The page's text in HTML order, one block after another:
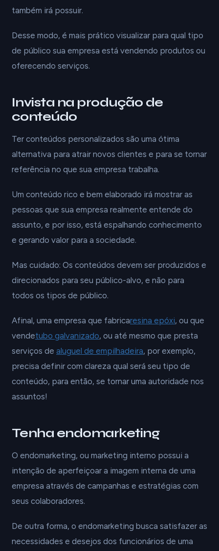
também irá possuir.
Desse modo, é mais prático visualizar para qual tipo
de público sua empresa está vendendo produtos ou
oferecendo serviços.
Invista na produção de
conteúdo
Ter conteúdos personalizados são uma ótima
alternativa para atrair novos clientes e para se tornar
referência no que sua empresa trabalha.
Um conteúdo rico e bem elaborado irá mostrar as
pessoas que sua empresa realmente entende do
assunto, e por isso, está espalhando conhecimento
e gerando valor para a sociedade.
Mas cuidado: Os conteúdos devem ser produzidos e
direcionados para seu público-alvo, e não para
todos os tipos de público.
Afinal, uma empresa que fabricaresina epóxi, ou que
vendetubo galvanizado, ou até mesmo que presta
serviços de aluguel de empilhadeira, por exemplo,
precisa definir com clareza qual será seu tipo de
conteúdo, para então, se tornar uma autoridade nos
assuntos!
Tenha endomarketing
O endomarketing, ou marketing interno possui a
intenção de aperfeiçoar a imagem interna de uma
empresa através de campanhas e estratégias com
seus colaboradores.
De outra forma, o endomarketing busca satisfazer as
necessidades e desejos dos funcionários de uma